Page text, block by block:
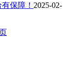
保障！ 2025-02-